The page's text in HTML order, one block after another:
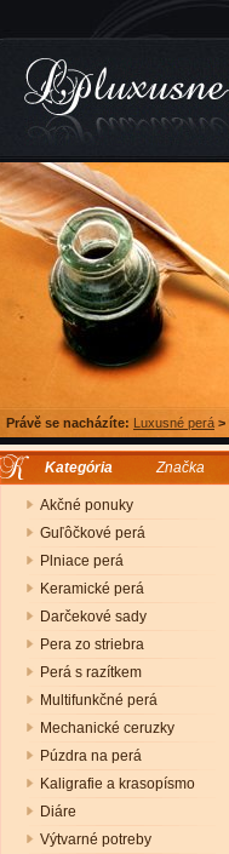
Právě se nacházíte: Luxusné perá >
Kategória Značka
Akčné ponuky
Guľôčkové perá
Plniace perá
Keramické perá
Darčekové sady
Pera zo striebra
Perá s razítkem
Multifunkčné perá
Mechanické ceruzky
Púzdra na perá
Kaligrafie a krasopísmo
Diáre
Výtvarné potreby